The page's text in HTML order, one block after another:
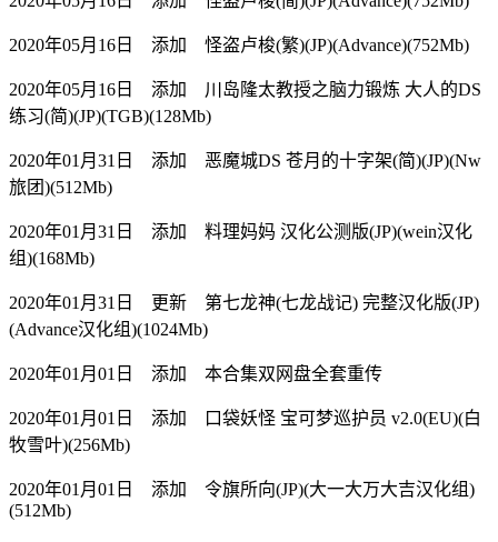
2020年05月16日 添加 怪盗卢梭(繁)(JP)(Advance)(752Mb)
2020年05月16日 添加 川岛隆太教授之脑力锻炼 大人的DS
练习(简)(JP)(TGB)(128Mb)
2020年01月31日 添加 恶魔城DS 苍月的十字架(简)(JP)(Nw
旅团)(512Mb)
2020年01月31日 添加 料理妈妈 汉化公测版(JP)(wein汉化
组)(168Mb)
2020年01月31日 更新 第七龙神(七龙战记) 完整汉化版(JP)
(Advance汉化组)(1024Mb)
2020年01月01日 添加 本合集双网盘全套重传
2020年01月01日 添加 口袋妖怪 宝可梦巡护员 v2.0(EU)(白
牧雪叶)(256Mb)
2020年01月01日 添加 令旗所向(JP)(大一大万大吉汉化组)
(512Mb)